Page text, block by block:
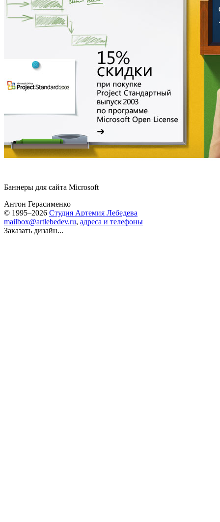
Баннеры для сайта Microsoft
Антон Герасименко
© 1995–2026 Студия Артемия Лебедева
mailbox@artlebedev.ru, адреса и телефоны
Заказать дизайн...